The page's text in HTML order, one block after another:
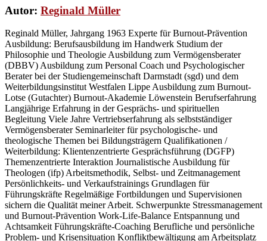
Autor: Reginald Müller
Reginald Müller, Jahrgang 1963 Experte für Burnout-Prävention
Ausbildung: Berufsausbildung im Handwerk Studium der
Philosophie und Theologie Ausbildung zum Vermögensberater
(DBBV) Ausbildung zum Personal Coach und Psychologischer
Berater bei der Studiengemeinschaft Darmstadt (sgd) und dem
Weiterbildungsinstitut Westfalen Lippe Ausbildung zum Burnout-
Lotse (Gutachter) Burnout-Akademie Löwenstein Berufserfahrung
Langjährige Erfahrung in der Gesprächs- und spirituellen
Begleitung Viele Jahre Vertriebserfahrung als selbstständiger
Vermögensberater Seminarleiter für psychologische- und
theologische Themen bei Bildungsträgern Qualifikationen /
Weiterbildung: Klientenzentrierte Gesprächsführung (DGFP)
Themenzentrierte Interaktion Journalistische Ausbildung für
Theologen (ifp) Arbeitsmethodik, Selbst- und Zeitmanagement
Persönlichkeits- und Verkaufstrainings Grundlagen für
Führungskräfte Regelmäßige Fortbildungen und Supervisionen
sichern die Qualität meiner Arbeit. Schwerpunkte Stressmanagement
und Burnout-Prävention Work-Life-Balance Entspannung und
Achtsamkeit Führungskräfte-Coaching Berufliche und persönliche
Problem- und Krisensituation Konfliktbewältigung am Arbeitsplatz